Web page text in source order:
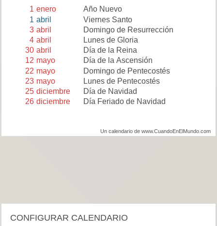
1 enero
Año Nuevo
1 abril
Viernes Santo
3 abril
Domingo de Resurrección
4 abril
Lunes de Gloria
30 abril
Día de la Reina
12 mayo
Día de la Ascensión
22 mayo
Domingo de Pentecostés
23 mayo
Lunes de Pentecostés
25 diciembre
Día de Navidad
26 diciembre Día Feriado de Navidad
Un calendario de www.CuandoEnElMundo.com
CONFIGURAR CALENDARIO